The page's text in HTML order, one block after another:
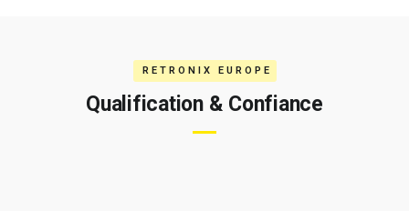
RETRONIX EUROPE
Qualification & Confiance